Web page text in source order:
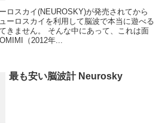
ロスカイ(NEUROSKY)が発売されてから
ーロスカイを利用して脳波で本当に遊べる
きません。 そんな中にあって、これは面
（2012年...
最も安い脳波計 Neurosky